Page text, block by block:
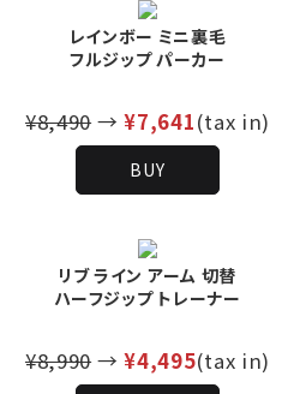
レインボー ミニ裏毛
フルジップ パーカー
¥8,490→¥7,641(tax in)
BUY
リブ ライン アーム 切替
ハーフジップ トレーナー
¥8,990→¥4,495(tax in)